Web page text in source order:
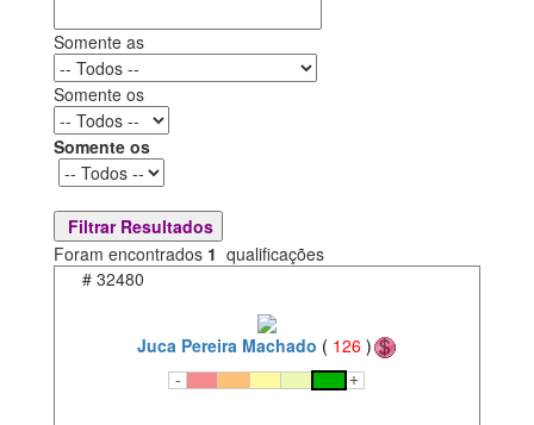
Somente as
Somente os
Somente os
Foram encontrados 1 qualificações
# 32480
Juca Pereira Machado ( 126 )